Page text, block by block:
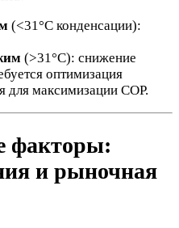
(<31°C конденсации):
(>31°C): снижение
оптимизация
для максимизации COP.
факторы:
и рыночная